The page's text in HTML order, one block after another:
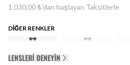
1.030,00 ₺'dan başlayan Taksitlerle
DİĞER RENKLER
LENSLERI DENEYIN